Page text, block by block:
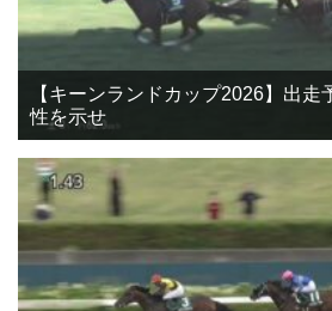
【キーンランドカップ2026】出走
性を示せ